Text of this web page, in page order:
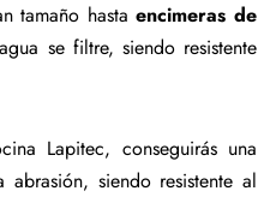
tamaño hastaencimeras de
se filtre, siendo resistente
Lapitec, conseguirás una
siendo resistente al